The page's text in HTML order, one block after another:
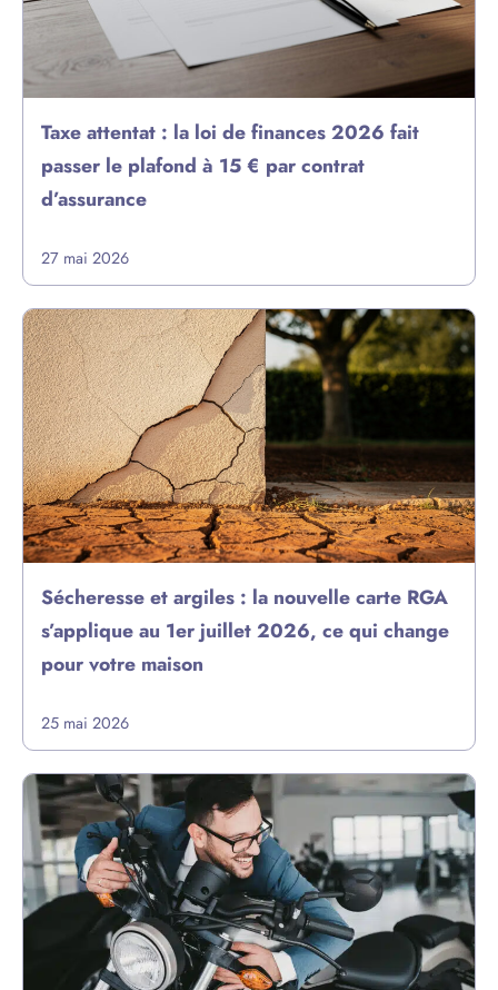
Taxe attentat : la loi de finances 2026 fait
passer le plafond à 15 € par contrat
d’assurance
27 mai 2026
Sécheresse et argiles : la nouvelle carte RGA
s’applique au 1er juillet 2026, ce qui change
pour votre maison
25 mai 2026